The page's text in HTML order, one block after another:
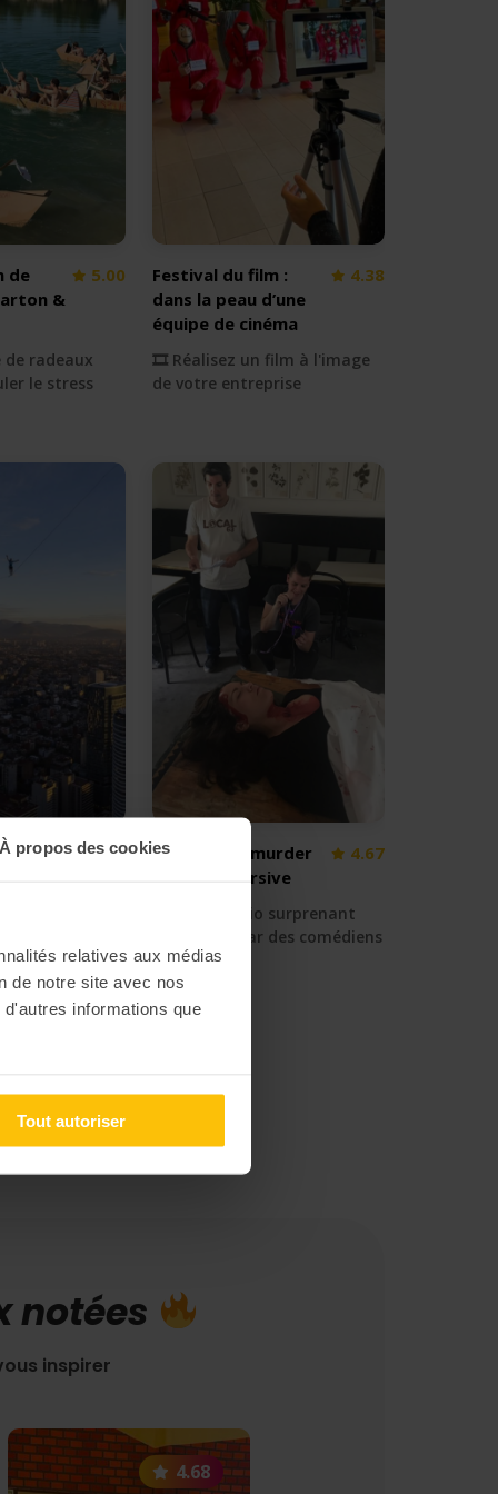
À propos des cookies
relatives aux médias
de notre site avec nos
informations que
Tout autoriser
de
&
5.00
de radeaux
le stress
Festival du film :
dans la peau d’une
équipe de cinéma
4.38
🎞 Réalisez un film à l'image
de votre entreprise
La drôle de murder
party immersive
4.67
💥 Un scénario surprenant
interprété par des comédiens
notées
inspirer
4.684.674.67